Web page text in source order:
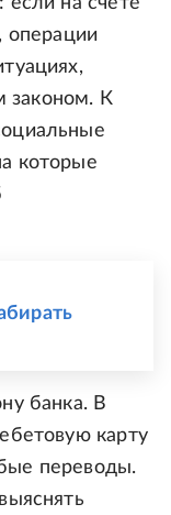
операции
законом. К
которые
банка. В
карту
переводы.